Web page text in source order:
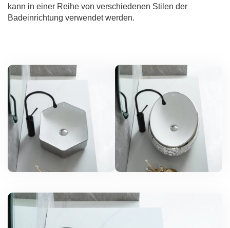
kann in einer Reihe von verschiedenen Stilen der
Badeinrichtung verwendet werden.